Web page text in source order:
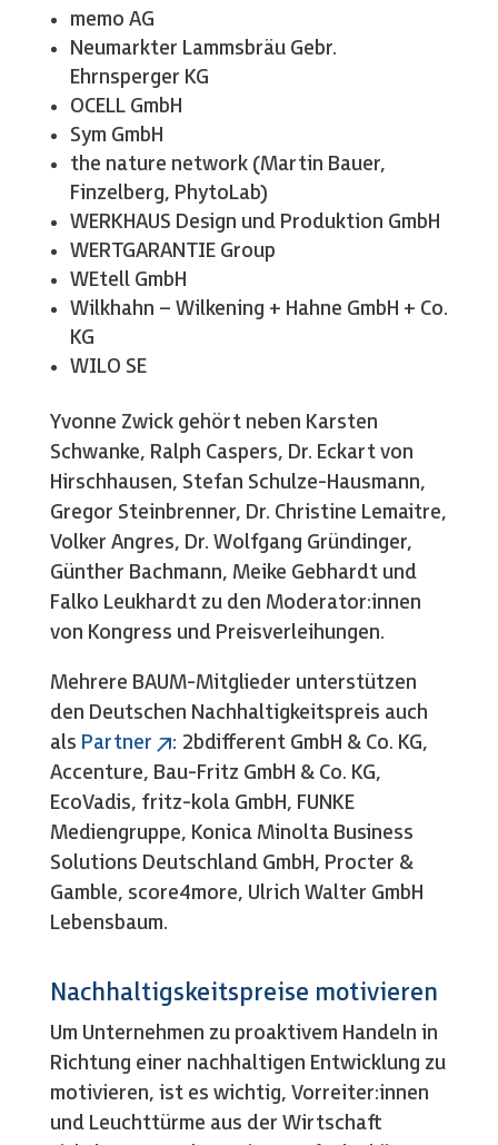
memo AG
Neumarkter Lammsbräu Gebr.
Ehrnsperger KG
OCELL GmbH
Sym GmbH
the nature network (Martin Bauer,
Finzelberg, PhytoLab)
WERKHAUS Design und Produktion GmbH
WERTGARANTIE Group
WEtell GmbH
Wilkhahn – Wilkening + Hahne GmbH + Co.
KG
WILO SE
Yvonne Zwick gehört neben Karsten
Schwanke, Ralph Caspers, Dr. Eckart von
Hirschhausen, Stefan Schulze-Hausmann,
Gregor Steinbrenner, Dr. Christine Lemaitre,
Volker Angres, Dr. Wolfgang Gründinger,
Günther Bachmann, Meike Gebhardt und
Falko Leukhardt zu den Moderator:innen
von Kongress und Preisverleihungen.
Mehrere BAUM-Mitglieder unterstützen
den Deutschen Nachhaltigkeitspreis auch
als Partner
: 2bdifferent GmbH & Co. KG,
Accenture, Bau-Fritz GmbH & Co. KG,
EcoVadis, fritz-kola GmbH, FUNKE
Mediengruppe, Konica Minolta Business
Solutions Deutschland GmbH, Procter &
Gamble, score4more, Ulrich Walter GmbH
Lebensbaum.
Nachhaltigskeitspreise motivieren
Um Unternehmen zu proaktivem Handeln in
Richtung einer nachhaltigen Entwicklung zu
motivieren, ist es wichtig, Vorreiter:innen
und Leuchttürme aus der Wirtschaft